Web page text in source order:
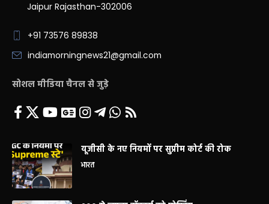
Jaipur Rajasthan-302006
+91 73576 89838
indiamorningnews21@gmail.com
सोशल मीडिया चैनल से जुड़े
यूजीसी के नए नियमों पर सुप्रीम कोर्ट की रोक
भारत